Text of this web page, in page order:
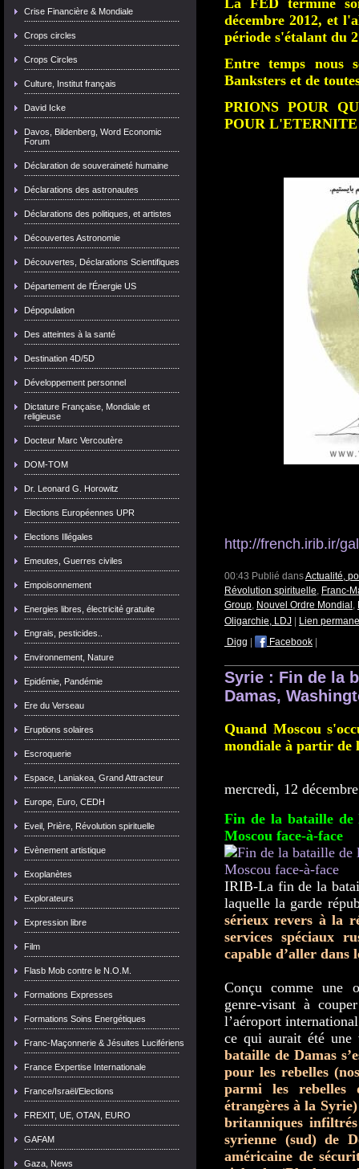
Crise Financière & Mondiale
Crops circles
Crops Circles
Culture, Institut français
David Icke
Davos, Bildenberg, Word Economic
Forum
Déclaration de souveraineté humaine
Déclarations des astronautes
Déclarations des politiques, et artistes
Découvertes Astronomie
Découvertes, Déclarations Scientifiques
Département de l'Énergie US
Dépopulation
Des atteintes à la santé
Destination 4D/5D
Développement personnel
Dictature Française, Mondiale et
religieuse
Docteur Marc Vercoutère
DOM-TOM
Dr. Leonard G. Horowitz
Elections Européennes UPR
Elections Illégales
Emeutes, Guerres civiles
Empoisonnement
Energies libres, électricité gratuite
Engrais, pesticides..
Environnement, Nature
Epidémie, Pandémie
Ere du Verseau
Eruptions solaires
Escroquerie
Espace, Laniakea, Grand Attracteur
Europe, Euro, CEDH
Eveil, Prière, Révolution spirituelle
Evènement artistique
Exoplanètes
Explorateurs
Expression libre
Film
Flasb Mob contre le N.O.M.
Formations Expresses
Formations Soins Energétiques
Franc-Maçonnerie & Jésuites Lucifériens
France Expertise Internationale
France/Israël/Elections
FREXIT, UE, OTAN, EURO
GAFAM
Gaza, News
La FED termine
décembre 2012, et
période s'étalant du
Entre temps nous
Banksters et de
PRIONS POUR
POUR
http://french.irib.ir/
00:43 Publié dansActualité,
Révolution spirituelle, Franc-
Group, Nouvel Ordre Mondial ,
Oligarchie, LDJ
Lien
Digg
Facebook
Syrie : Fin de la
Damas,
Quand Moscou
mondiale à partir de
mercredi, 12
Fin de la bataille de
Moscou face-à-face
IRIB-La fin de la
laquelle la garde
sérieux revers à la
services spéciaux
capable d’aller
Conçu comme une
genre-visant à
l’aéroport
ce qui aurait été une
bataille de Damas
pour les rebelles
parmi les rebelles
étrangères à la
britanniques
syrienne (sud) de
américaine de